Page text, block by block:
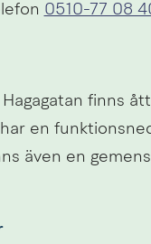
0510-77 08
finns
en
även en